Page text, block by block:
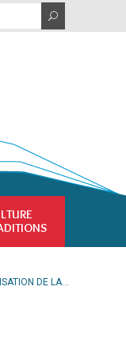
DE LA...